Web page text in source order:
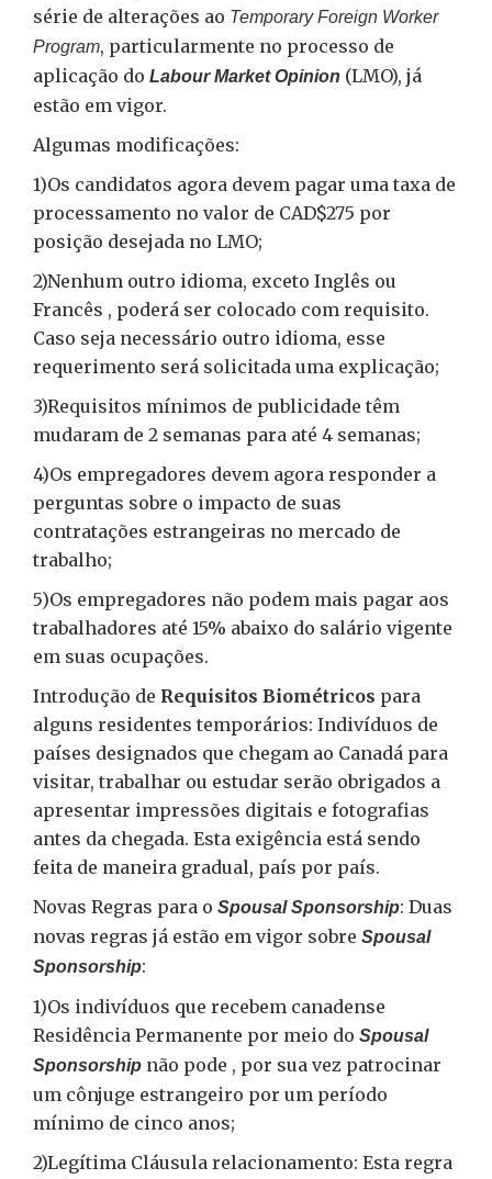
série de alterações ao Temporary Foreign Worker
Program, particularmente no processo de
aplicação do Labour Market Opinion (LMO), já
estão em vigor.
Algumas modificações:
1)Os candidatos agora devem pagar uma taxa de
processamento no valor de CAD$275 por
posição desejada no LMO;
2)Nenhum outro idioma, exceto Inglês ou
Francês , poderá ser colocado com requisito.
Caso seja necessário outro idioma, esse
requerimento será solicitada uma explicação;
3)Requisitos mínimos de publicidade têm
mudaram de 2 semanas para até 4 semanas;
4)Os empregadores devem agora responder a
perguntas sobre o impacto de suas
contratações estrangeiras no mercado de
trabalho;
5)Os empregadores não podem mais pagar aos
trabalhadores até 15% abaixo do salário vigente
em suas ocupações.
Introdução de Requisitos Biométricos para
alguns residentes temporários: Indivíduos de
países designados que chegam ao Canadá para
visitar, trabalhar ou estudar serão obrigados a
apresentar impressões digitais e fotografias
antes da chegada. Esta exigência está sendo
feita de maneira gradual, país por país.
Novas Regras para o Spousal Sponsorship: Duas
novas regras já estão em vigor sobre Spousal
Sponsorship:
1)Os indivíduos que recebem canadense
Residência Permanente por meio do Spousal
Sponsorship não pode , por sua vez patrocinar
um cônjuge estrangeiro por um período
mínimo de cinco anos;
2)Legítima Cláusula relacionamento: Esta regra